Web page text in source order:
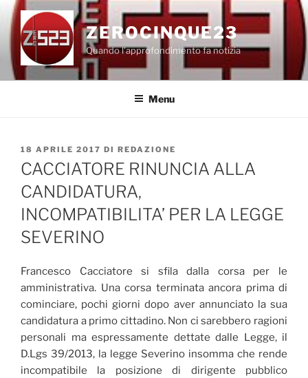
Salta
contenuto
ZEROCINQUE23
Quando l'approfondimento fa notizia
Menu
PUBBLICATO
IL
18 APRILE 2017 DI REDAZIONE
CACCIATORE RINUNCIA ALLA
CANDIDATURA,
INCOMPATIBILITA’ PER LA LEGGE
SEVERINO
Francesco Cacciatore si sfila dalla corsa per le
amministrativa. Una corsa terminata ancora prima di
cominciare, pochi giorni dopo aver annunciato la sua
candidatura a primo cittadino. Non ci sarebbero ragioni
personali ma espressamente dettate dalle Legge, il
D.Lgs 39/2013, la legge Severino insomma che rende
incompatibile la posizione di dirigente pubblico